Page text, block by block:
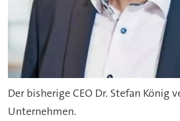
Der bisherige CEO Dr. Stefan König
Unternehmen.